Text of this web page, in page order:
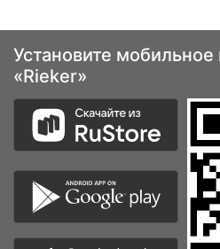
Установите
«Rieker»